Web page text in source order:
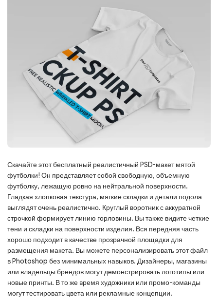
Скачайте этот бесплатный реалистичный PSD-макет мятой
футболки! Он представляет собой свободную, объемную
футболку, лежащую ровно на нейтральной поверхности.
Гладкая хлопковая текстура, мягкие складки и детали подола
выглядят очень реалистично. Круглый воротник с аккуратной
строчкой формирует линию горловины. Вы также видите четкие
тени и складки на поверхности изделия. Вся передняя часть
хорошо подходит в качестве прозрачной площадки для
размещения макета. Вы можете персонализировать этот файл
в Photoshop без минимальных навыков. Дизайнеры, магазины
или владельцы брендов могут демонстрировать логотипы или
новые принты. В то же время художники или промо-команды
могут тестировать цвета или рекламные концепции.